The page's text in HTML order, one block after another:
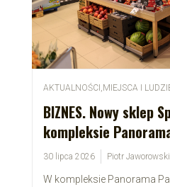
AKTUALNOŚCI,MIEJSCA I
BIZNES. Nowy sklep
kompleksie
30 lipca 2026 Piotr Jaworowski
W kompleksie Panorama